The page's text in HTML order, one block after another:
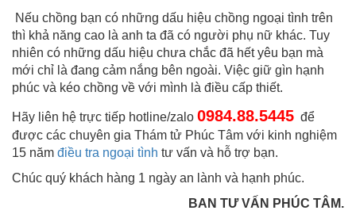
Nếu chồng bạn có những dấu hiệu chồng ngoại tình trên
thì khả năng cao là anh ta đã có người phụ nữ khác. Tuy
nhiên có những dấu hiệu chưa chắc đã hết yêu bạn mà
mới chỉ là đang cảm nắng bên ngoài. Việc giữ gìn hạnh
phúc và kéo chồng về với mình là điều cấp thiết.
Hãy liên hệ trực tiếp hotline/zalo 0984.88.5445 để
được các chuyên gia Thám tử Phúc Tâm với kinh nghiệm
15 năm điều tra ngoại tình tư vấn và hỗ trợ bạn.
Chúc quý khách hàng 1 ngày an lành và hạnh phúc.
BAN TƯ VẤN PHÚC TÂM.